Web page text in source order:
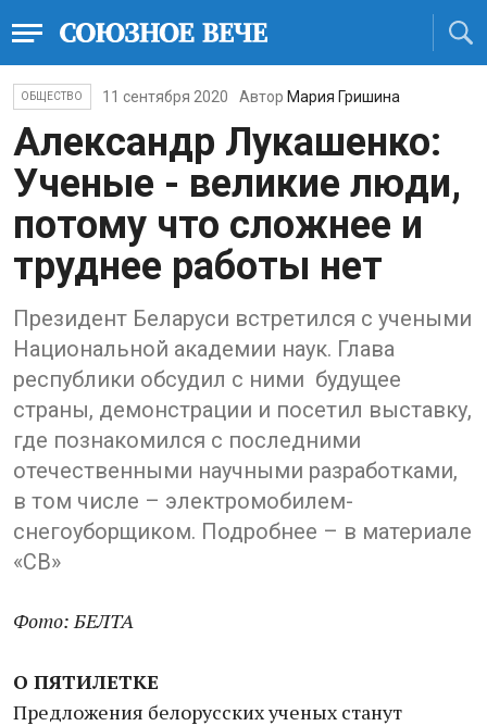
ОБЩЕСТВО 11 сентября 2020 Автор Мария Гришина
Александр Лукашенко:
Ученые - великие люди,
потому что сложнее и
труднее работы нет
Президент Беларуси встретился с учеными
Национальной академии наук. Глава
республики обсудил с ними будущее
страны, демонстрации и посетил выставку,
где познакомился с последними
отечественными научными разработками,
в том числе – электромобилем-
снегоуборщиком. Подробнее – в материале
«СВ»
Фото: БЕЛТА
О ПЯТИЛЕТКЕ
Предложения белорусских ученых станут